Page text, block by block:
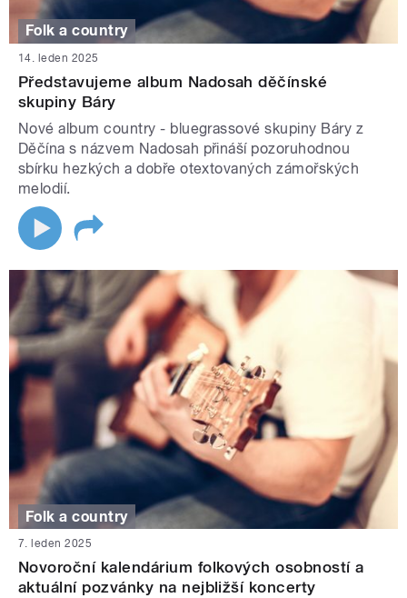
Folk a country
14. leden 2025
Představujeme album Nadosah děčínské
skupiny Báry
Nové album country - bluegrassové skupiny Báry z
Děčína s názvem Nadosah přináší pozoruhodnou
sbírku hezkých a dobře otextovaných zámořských
melodií.
Folk a country
7. leden 2025
Novoroční kalendárium folkových osobností a
aktuální pozvánky na nejbližší koncerty